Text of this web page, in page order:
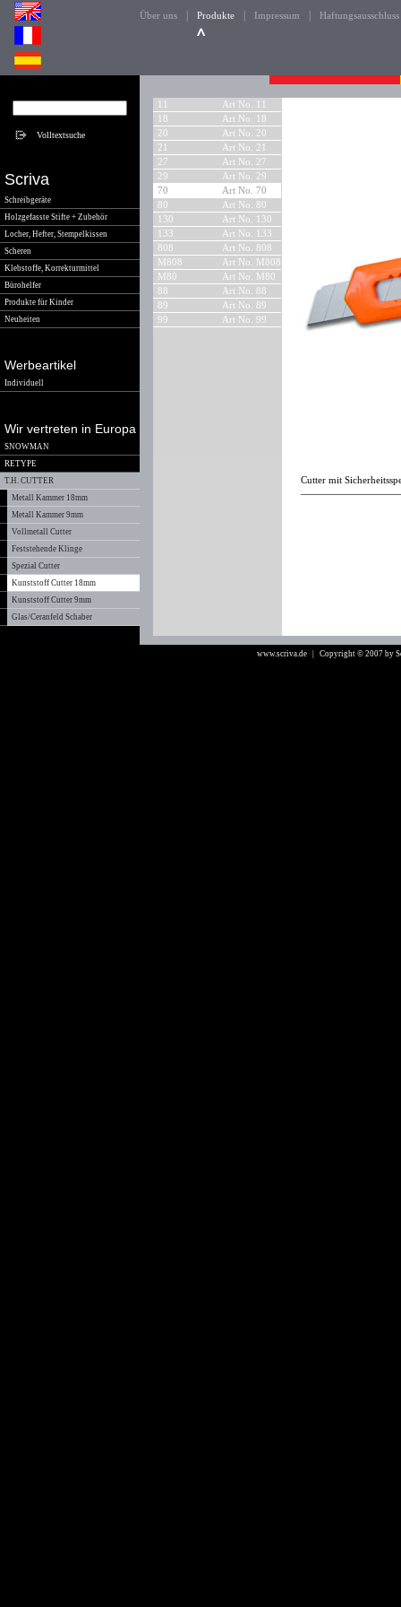
Über uns Produkte Impressum Haftungsausschluss
Scriva
Schreibgeräte
Holzgefasste Stifte + Zubehör
Locher, Hefter, Stempelkissen
Scheren
Klebstoffe, Korrekturmittel
Bürohelfer
Produkte für Kinder
Neuheiten
Werbeartikel
Individuell
Wir vertreten in Europa
SNOWMAN
RETYPE
T.H. CUTTER
Metall Kammer 18mm
Metall Kammer 9mm
Vollmetall Cutter
Feststehende Klinge
Spezial Cutter
Kunststoff Cutter 18mm
Kunststoff Cutter 9mm
Glas/Ceranfeld Schaber
11
Art No. 11
18
Art No. 18
20
Art No. 20
21
Art No. 21
27
Art No. 27
29
Art No. 29
70
Art No. 70
80
Art No. 80
130
Art No. 130
133
Art No. 133
808
Art No. 808
M808
Art No. M808
M80
Art No. M80
88
Art No. 88
89
Art No. 89
99
Art No. 99
Cutter mit
www.scriva.de | Copyright © 2007 by